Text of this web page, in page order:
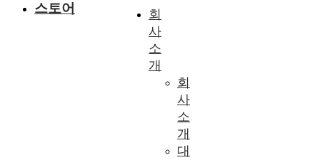
스토어
회
사
소
개
회
사
소
개
대